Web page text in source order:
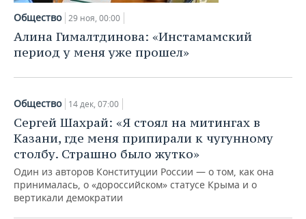
Общество 29 ноя, 00:00
Алина Гималтдинова: «Инстамамский
период у меня уже прошел»
Общество 14 дек, 07:00
Сергей Шахрай: «Я стоял на митингах в
Казани, где меня припирали к чугунному
столбу. Страшно было жутко»
Один из авторов Конституции России — о том, как она
принималась, о «дороссийском» статусе Крыма и о
вертикали демократии